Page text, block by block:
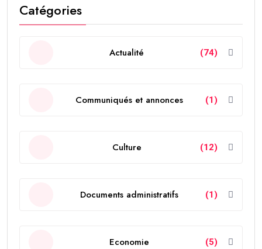
Catégories
Actualité (74)
Communiqués et annonces (1)
Culture (12)
Documents administratifs (1)
Economie (5)